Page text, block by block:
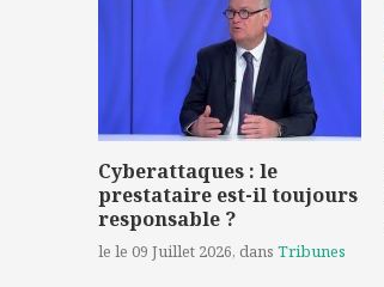
Cyberattaques : le
prestataire est-il toujours
responsable ?
le le 09 Juillet 2026, dans Tribunes